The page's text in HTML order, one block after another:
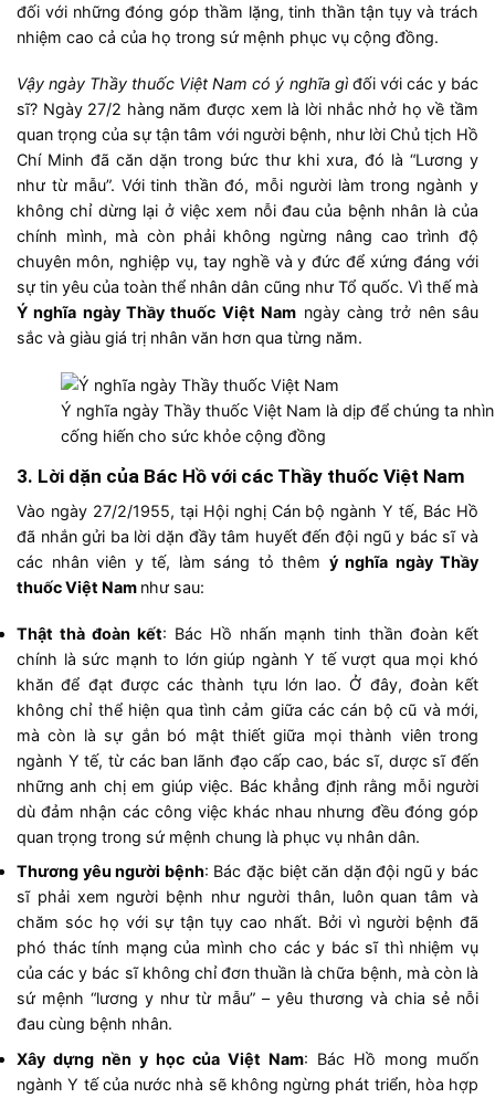
đối với những đóng góp thầm lặng, tinh thần tận tụy và trách
nhiệm cao cả của họ trong sứ mệnh phục vụ cộng đồng.
Vậy ngày Thầy thuốc Việt Nam có ý nghĩa gì đối với các y bác
sĩ? Ngày 27/2 hàng năm được xem là lời nhắc nhở họ về tầm
quan trọng của sự tận tâm với người bệnh, như lời Chủ tịch Hồ
Chí Minh đã căn dặn trong bức thư khi xưa, đó là “Lương y
như từ mẫu”. Với tinh thần đó, mỗi người làm trong ngành y
không chỉ dừng lại ở việc xem nỗi đau của bệnh nhân là của
chính mình, mà còn phải không ngừng nâng cao trình độ
chuyên môn, nghiệp vụ, tay nghề và y đức để xứng đáng với
sự tin yêu của toàn thể nhân dân cũng như Tổ quốc. Vì thế mà
Ý nghĩa ngày Thầy thuốc Việt Nam ngày càng trở nên sâu
sắc và giàu giá trị nhân văn hơn qua từng năm.
Ý nghĩa ngày Thầy thuốc Việt Nam là dịp để chúng ta
cống hiến cho sức khỏe cộng đồng
3. Lời dặn của Bác Hồ với các Thầy thuốc Việt Nam
Vào ngày 27/2/1955, tại Hội nghị Cán bộ ngành Y tế, Bác Hồ
đã nhắn gửi ba lời dặn đầy tâm huyết đến đội ngũ y bác sĩ và
các nhân viên y tế, làm sáng tỏ thêm ý nghĩa ngày Thầy
thuốc Việt Nam như sau:
Thật thà đoàn kết: Bác Hồ nhấn mạnh tinh thần đoàn kết
chính là sức mạnh to lớn giúp ngành Y tế vượt qua mọi khó
khăn để đạt được các thành tựu lớn lao. Ở đây, đoàn kết
không chỉ thể hiện qua tình cảm giữa các cán bộ cũ và mới,
mà còn là sự gắn bó mật thiết giữa mọi thành viên trong
ngành Y tế, từ các ban lãnh đạo cấp cao, bác sĩ, dược sĩ đến
những anh chị em giúp việc. Bác khẳng định rằng mỗi người
dù đảm nhận các công việc khác nhau nhưng đều đóng góp
quan trọng trong sứ mệnh chung là phục vụ nhân dân.
Thương yêu người bệnh: Bác đặc biệt căn dặn đội ngũ y bác
sĩ phải xem người bệnh như người thân, luôn quan tâm và
chăm sóc họ với sự tận tụy cao nhất. Bởi vì người bệnh đã
phó thác tính mạng của mình cho các y bác sĩ thì nhiệm vụ
của các y bác sĩ không chỉ đơn thuần là chữa bệnh, mà còn là
sứ mệnh “lương y như từ mẫu” – yêu thương và chia sẻ nỗi
đau cùng bệnh nhân.
Xây dựng nền y học của Việt Nam: Bác Hồ mong muốn
ngành Y tế của nước nhà sẽ không ngừng phát triển, hòa hợp